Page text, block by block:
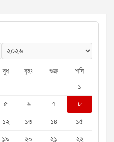
বুধ বৃহঃ শুক্র শনি
১
৫ ৬ ৭
৮
১২ ১৩ ১৪
১৫
১৯ ২০ ২১ ২২